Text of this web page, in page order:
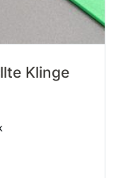
Klinge